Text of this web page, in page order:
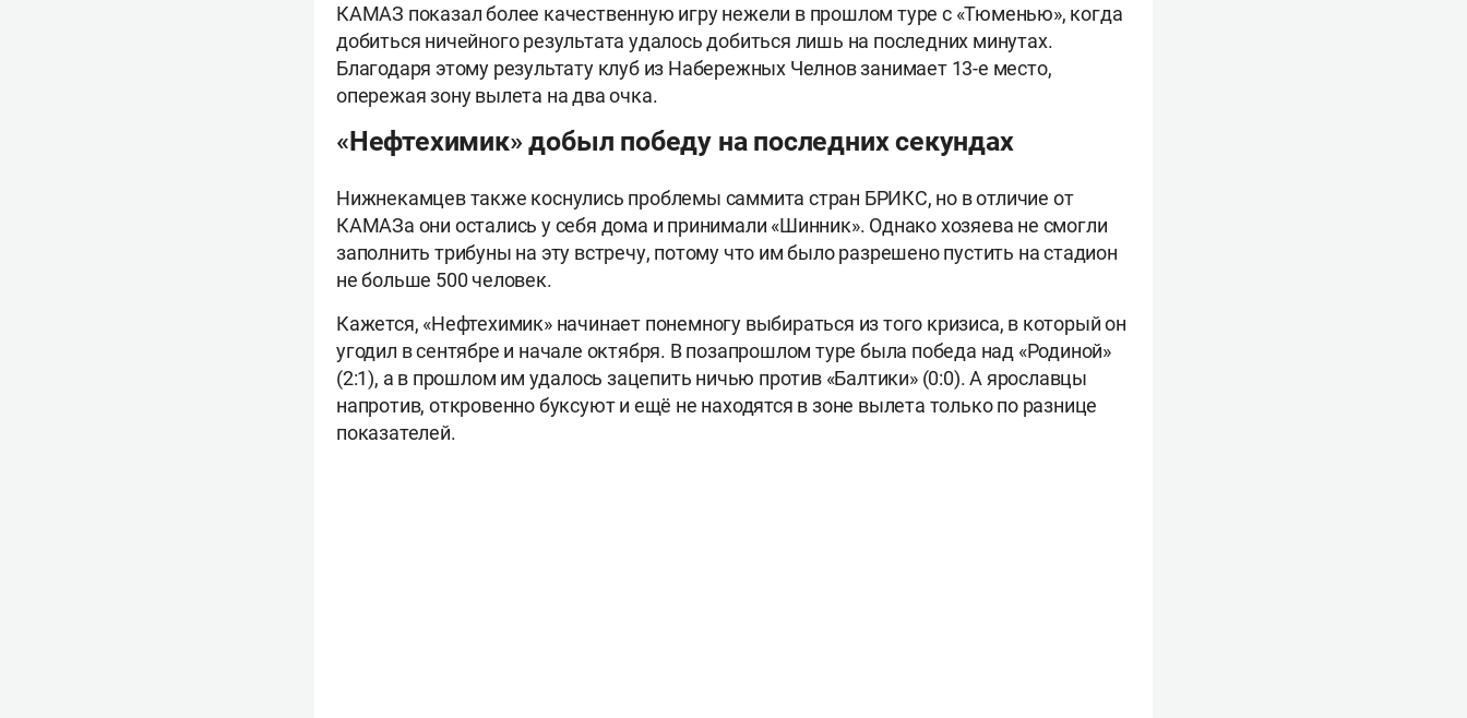
КАМАЗ показал более качественную игру нежели в прошлом туре с «Тюменью», когда
добиться ничейного результата удалось добиться лишь на последних минутах.
Благодаря этому результату клуб из Набережных Челнов занимает 13-е место,
опережая зону вылета на два очка.
«Нефтехимик» добыл победу на последних секундах
Нижнекамцев также коснулись проблемы саммита стран БРИКС, но в отличие от
КАМАЗа они остались у себя дома и принимали «Шинник». Однако хозяева не смогли
заполнить трибуны на эту встречу, потому что им было разрешено пустить на стадион
не больше 500 человек.
Кажется, «Нефтехимик» начинает понемногу выбираться из того кризиса, в который он
угодил в сентябре и начале октября. В позапрошлом туре была победа над «Родиной»
(2:1), а в прошлом им удалось зацепить ничью против «Балтики» (0:0). А ярославцы
напротив, откровенно буксуют и ещё не находятся в зоне вылета только по разнице
показателей.